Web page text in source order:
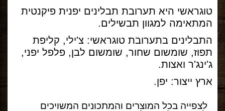
טוגראשי היא תערובת תבלינים יפנית פיקנטית
המתאימה למגוון תבשילים.
התבלינים בתערובת טוגראשי: צ'ילי, קליפת
תפוז, שומשום שחור, שומשום לבן, פלפל יפני,
ג'ינג'ר ואצות.
ארץ ייצור: יפן.
לצפייה בכל המוצרים והמתכונים המשויכים